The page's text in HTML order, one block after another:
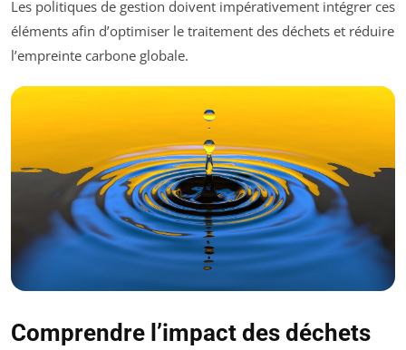
Les politiques de gestion doivent impérativement intégrer ces
éléments afin d’optimiser le traitement des déchets et réduire
l’empreinte carbone globale.
Comprendre l’impact des déchets